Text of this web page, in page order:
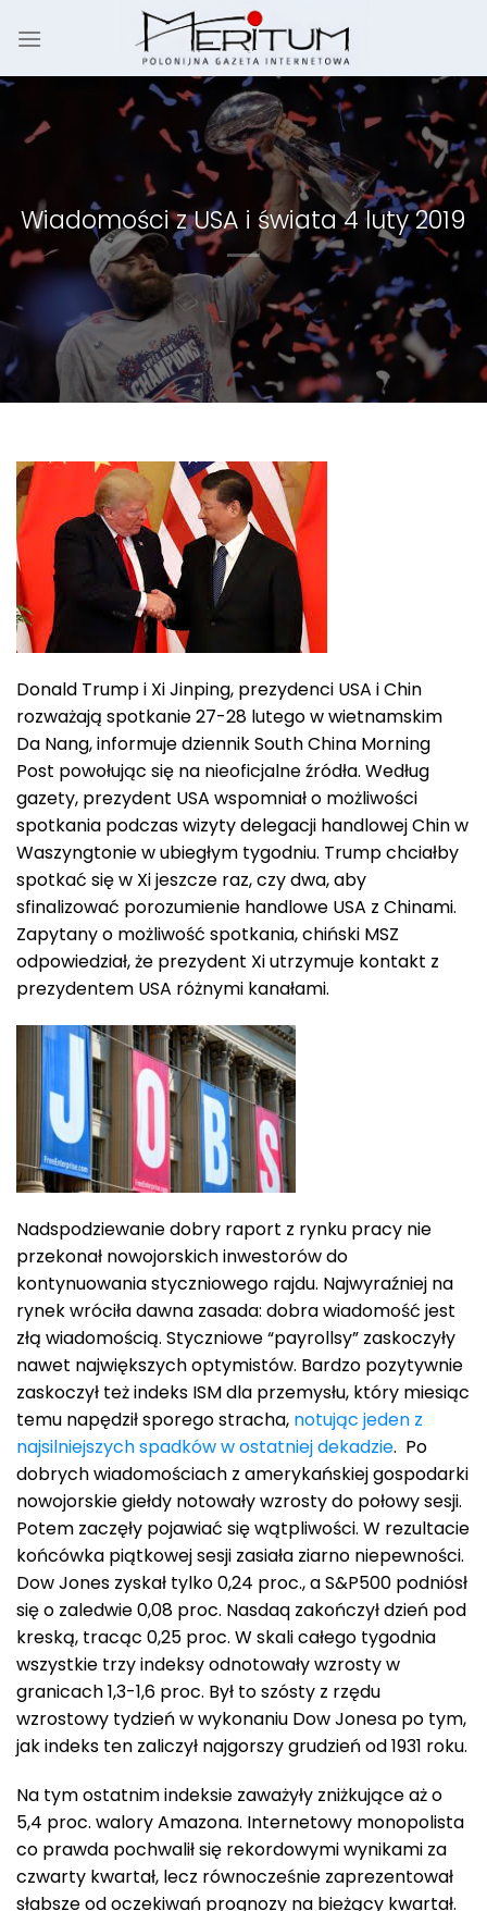
Wiadomości z USA i świata 4 luty 2019
Donald Trump i Xi Jinping, prezydenci USA i Chin
rozważają spotkanie 27-28 lutego w wietnamskim
Da Nang, informuje dziennik South China Morning
Post powołując się na nieoficjalne źródła. Według
gazety, prezydent USA wspomniał o możliwości
spotkania podczas wizyty delegacji handlowej Chin w
Waszyngtonie w ubiegłym tygodniu. Trump chciałby
spotkać się w Xi jeszcze raz, czy dwa, aby
sfinalizować porozumienie handlowe USA z Chinami.
Zapytany o możliwość spotkania, chiński MSZ
odpowiedział, że prezydent Xi utrzymuje kontakt z
prezydentem USA różnymi kanałami.
Nadspodziewanie dobry raport z rynku pracy nie
przekonał nowojorskich inwestorów do
kontynuowania styczniowego rajdu. Najwyraźniej na
rynek wróciła dawna zasada: dobra wiadomość jest
złą wiadomością. Styczniowe “payrollsy” zaskoczyły
nawet największych optymistów. Bardzo pozytywnie
zaskoczył też indeks ISM dla przemysłu, który miesiąc
temu napędził sporego stracha, notując jeden z
najsilniejszych spadków w ostatniej dekadzie. Po
dobrych wiadomościach z amerykańskiej gospodarki
nowojorskie giełdy notowały wzrosty do połowy sesji.
Potem zaczęły pojawiać się wątpliwości. W rezultacie
końcówka piątkowej sesji zasiała ziarno niepewności.
Dow Jones zyskał tylko 0,24 proc., a S&P500 podniósł
się o zaledwie 0,08 proc. Nasdaq zakończył dzień pod
kreską, tracąc 0,25 proc. W skali całego tygodnia
wszystkie trzy indeksy odnotowały wzrosty w
granicach 1,3-1,6 proc. Był to szósty z rzędu
wzrostowy tydzień w wykonaniu Dow Jonesa po tym,
jak indeks ten zaliczył najgorszy grudzień od 1931 roku.
Na tym ostatnim indeksie zaważyły zniżkujące aż o
5,4 proc. walory Amazona. Internetowy monopolista
co prawda pochwalił się rekordowymi wynikami za
czwarty kwartał, lecz równocześnie zaprezentował
słabsze od oczekiwań prognozy na bieżący kwartał.